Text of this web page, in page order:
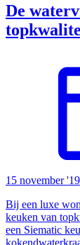
De
15 november '19
Bij een luxe
keuken van
een Siematic